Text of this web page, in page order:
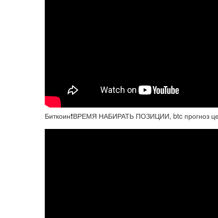
Биткоин❗️ВРЕМЯ НАБИРАТЬ ПОЗИЦИИ, btc прогноз